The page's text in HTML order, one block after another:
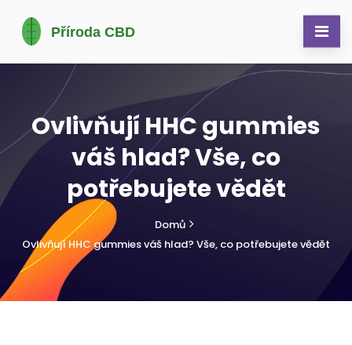
Ovlivňují HHC gummies
váš hlad? Vše, co
potřebujete vědět
Domů
Ovlivňují HHC gummies váš hlad? Vše, co potřebujete vědět